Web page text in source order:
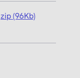
zip (96Kb)